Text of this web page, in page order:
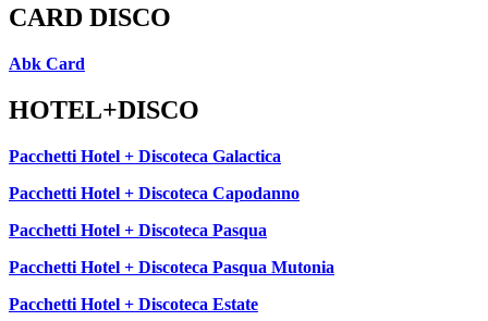
CARD DISCO
Abk Card
HOTEL+DISCO
Pacchetti Hotel + Discoteca Galactica
Pacchetti Hotel + Discoteca Capodanno
Pacchetti Hotel + Discoteca Pasqua
Pacchetti Hotel + Discoteca Pasqua Mutonia
Pacchetti Hotel + Discoteca Estate